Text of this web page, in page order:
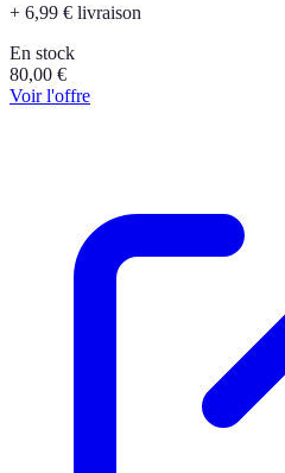
+ 6,99 € livraison
En stock
80,00 €
Voir l'offre